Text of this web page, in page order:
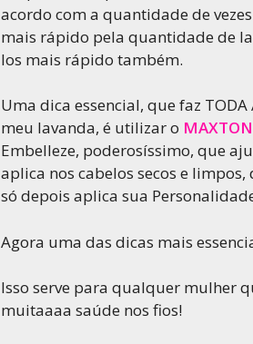
acordo com a quantidade de
mais rápido pela quantidade de
los mais rápido também.
Uma dica essencial, que faz
meu lavanda, é utilizar o
Embelleze, poderosíssimo, que
aplica nos cabelos secos e
só depois aplica sua
Agora uma das dicas mais
Isso serve para qualquer mulher
muitaaaa saúde nos fios!